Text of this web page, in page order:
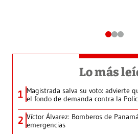
Lo más
1 Magistrada salva su voto: advierte
el fondo de demanda contra la
2 Víctor Álvarez: Bomberos de
emergencias